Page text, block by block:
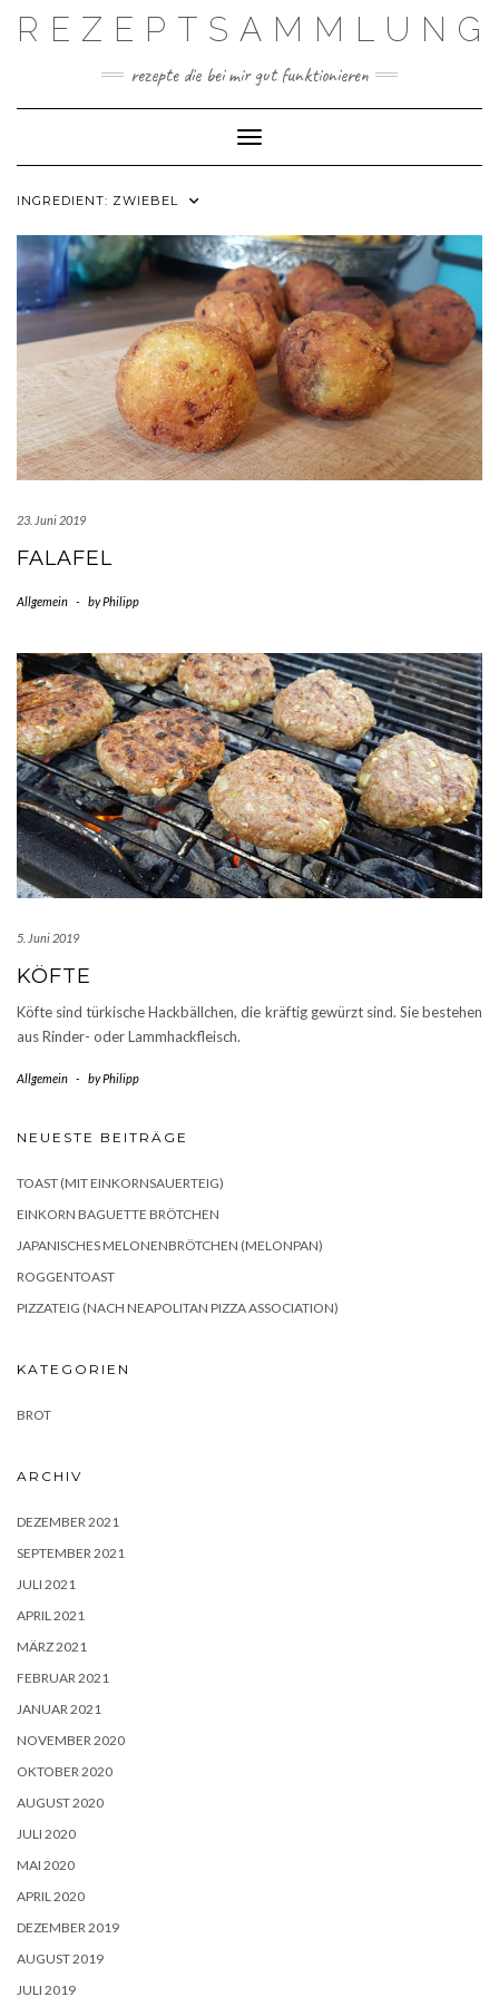
REZEPTSAMMLUNG
rezepte die bei mir gut funktionieren
Toggle Navigation
INGREDIENT: ZWIEBEL
23. Juni 2019
FALAFEL
Allgemein - byPhilipp
5. Juni 2019
KÖFTE
Köfte sind türkische Hackbällchen, die kräftig gewürzt sind. Sie bestehen
aus Rinder- oder Lammhackfleisch.
Allgemein - byPhilipp
NEUESTE BEITRÄGE
TOAST (MIT EINKORNSAUERTEIG)
EINKORN BAGUETTE BRÖTCHEN
JAPANISCHES MELONENBRÖTCHEN (MELONPAN)
ROGGENTOAST
PIZZATEIG (NACH NEAPOLITAN PIZZA ASSOCIATION)
KATEGORIEN
BROT
ARCHIV
DEZEMBER 2021
SEPTEMBER 2021
JULI 2021
APRIL 2021
MÄRZ 2021
FEBRUAR 2021
JANUAR 2021
NOVEMBER 2020
OKTOBER 2020
AUGUST 2020
JULI 2020
MAI 2020
APRIL 2020
DEZEMBER 2019
AUGUST 2019
JULI 2019